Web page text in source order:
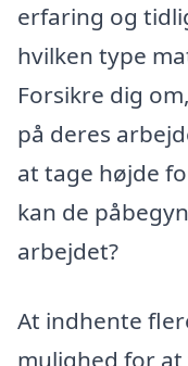
erfaring og
hvilken type
Forsikre dig
på deres
at tage højde
kan de
arbejdet?
At indhente
mulighed for